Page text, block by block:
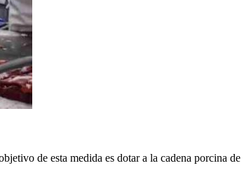
de esta medida es dotar a la cadena porcina de